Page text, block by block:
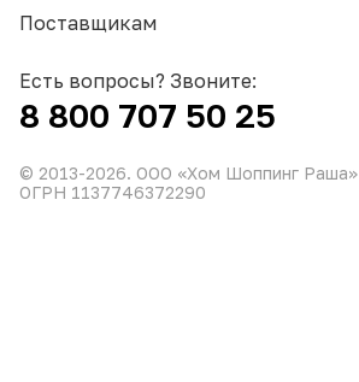
Поставщикам
Есть вопросы? Звоните:
8 800 707 50 25
© 2013-2026. ООО «Хом Шоппинг Раша»
ОГРН 1137746372290